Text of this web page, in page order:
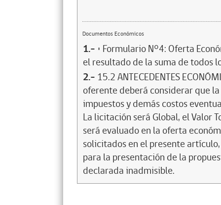
Documentos Económicos
1.- • Formulario N°4: Oferta
el resultado de la suma de todos
2.- 15.2 ANTECEDENTES
oferente deberá considerar que
impuestos y demás costos
La licitación será Global, el Valor
será evaluado en la oferta
solicitados en el presente
para la presentación de la
declarada inadmisible.